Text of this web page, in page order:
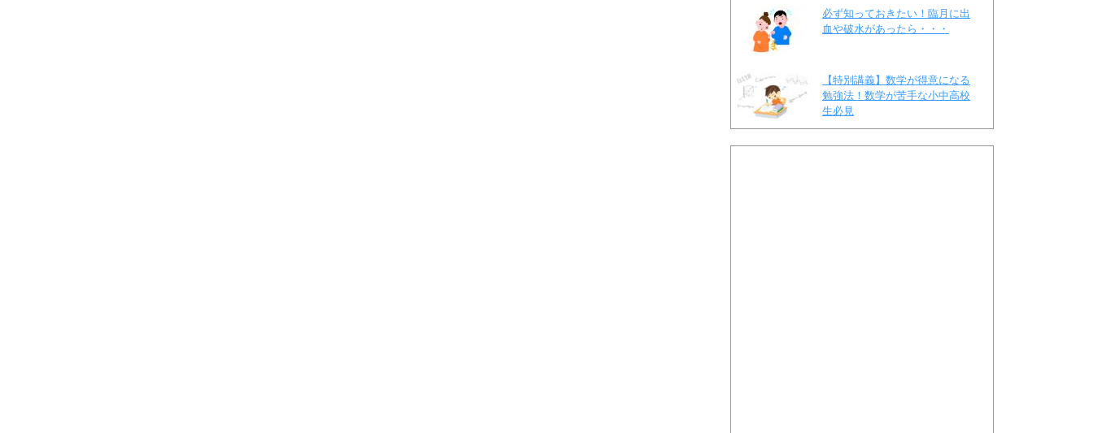
必ず知っておきたい！臨月に出
血や破水があったら・・・
【特別講義】数学が得意になる
勉強法！数学が苦手な小中高校
生必見